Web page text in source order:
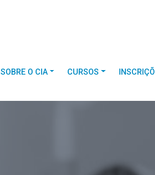
SOBRE O CIA CURSOS